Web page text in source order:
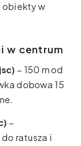
obiekty w
w centrum
– 150 m od
dobowa 15
–
ratusza i